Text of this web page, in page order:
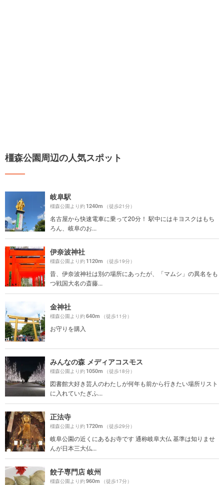
橿森公園周辺の人気スポット
岐阜駅
橿森公園より約1240m （徒歩21分）
名古屋から快速電車に乗って20分！ 駅中にはキヨスクはもち
ろん、岐阜のお...
伊奈波神社
橿森公園より約1120m （徒歩19分）
昔、伊奈波神社は別の場所にあったが、「マムシ」の異名をも
つ戦国大名の斎藤...
金神社
橿森公園より約640m （徒歩11分）
お守りを購入
みんなの森 メディアコスモス
橿森公園より約1050m （徒歩18分）
図書館大好き芸人のわたしが何年も前から行きたい場所リスト
に入れていたぎふ...
正法寺
橿森公園より約1720m （徒歩29分）
岐阜公園の近くにあるお寺です 通称岐阜大仏 基準は知りませ
んが日本三大仏...
餃子専門店 岐州
橿森公園より約960m （徒歩17分）